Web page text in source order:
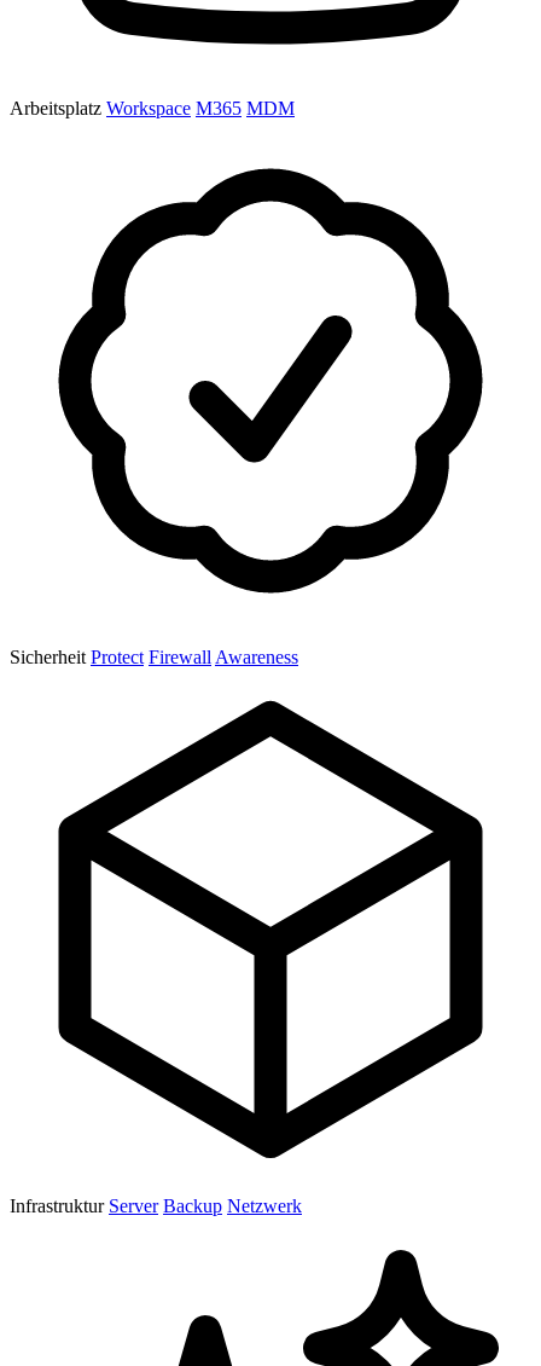
Arbeitsplatz Workspace M365 MDM
Sicherheit Protect Firewall Awareness
Infrastruktur Server Backup Netzwerk